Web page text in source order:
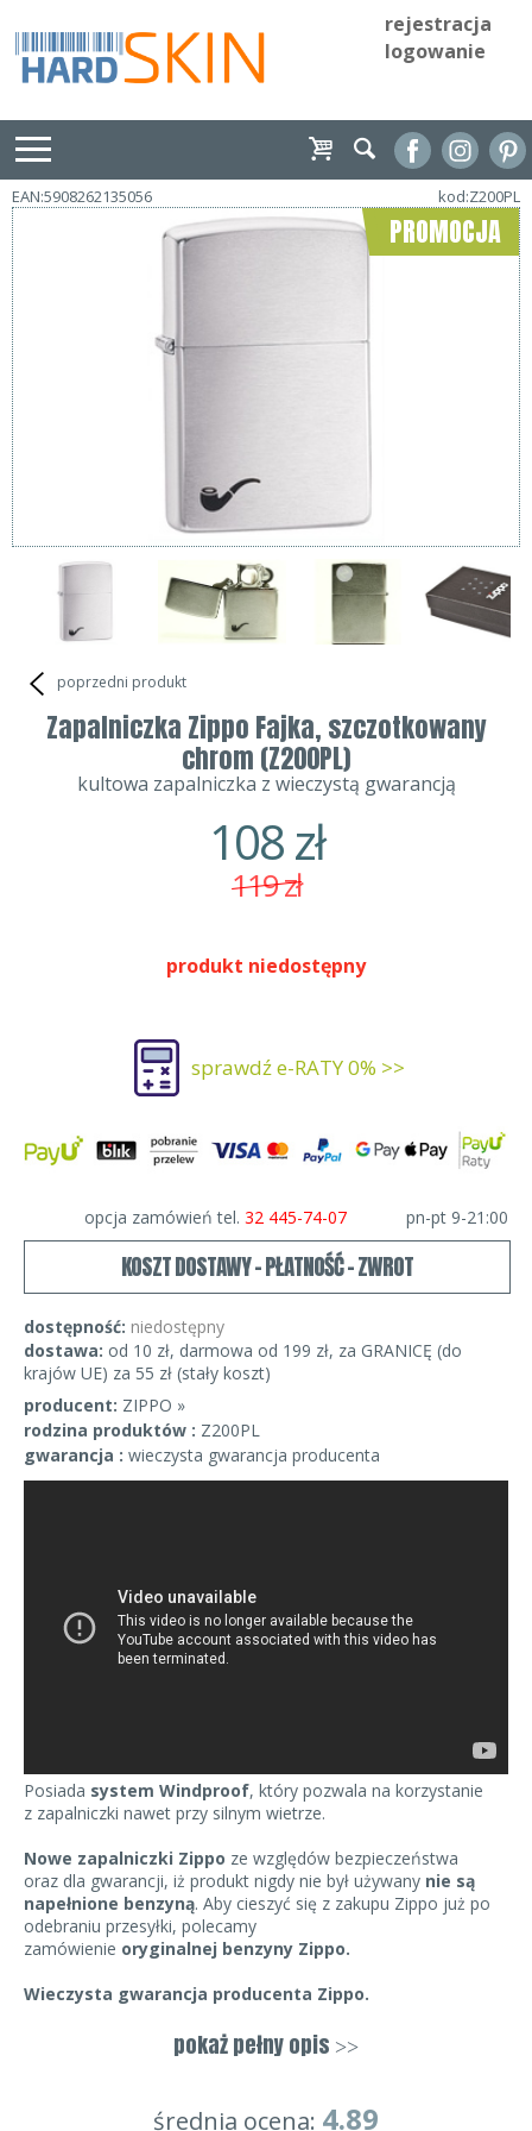
rejestracja
logowanie
EAN:5908262135056 kod:Z200PL
PROMOCJA
poprzedni produkt
Zapalniczka Zippo Fajka, szczotkowany
chrom (Z200PL)
kultowa zapalniczka z wieczystą gwarancją
108zł
119zł
produkt niedostępny
sprawdź e-RATY 0% >>
opcja zamówień tel. 32 445-74-07 pn-pt 9-21:00
KOSZT DOSTAWY - PŁATNOŚĆ - ZWROT
dostępność: niedostępny
dostawa: od 10 zł, darmowa od 199 zł, za GRANICĘ (do
krajów UE) za 55 zł (stały koszt)
producent: ZIPPO »
rodzina produktów : Z200PL
gwarancja : wieczysta gwarancja producenta
Posiada system Windproof, który pozwala na korzystanie
z zapalniczki nawet przy silnym wietrze.
Nowe zapalniczki Zippo ze względów bezpieczeństwa
oraz dla gwarancji, iż produkt nigdy nie był używany nie są
napełnione benzyną. Aby cieszyć się z zakupu Zippo już po
odebraniu przesyłki, polecamy
zamówienie oryginalnej benzyny Zippo.
Wieczysta gwarancja producenta Zippo.
Zapalniczka zapakowana jest w czarne pudełeczko
oraz posiada hologram Zippo potwierdzający
pokaż pełny opis >>
średnia ocena: 4.89